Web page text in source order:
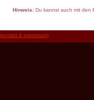
Hinweis:Du kannst auch mit den
kontakt & impressum